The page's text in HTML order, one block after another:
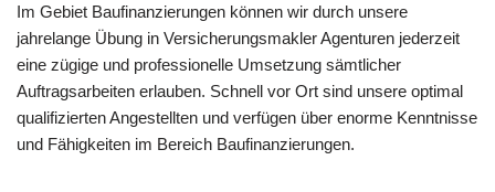
Im Gebiet Baufinanzierungen können wir durch unsere
jahrelange Übung in Versicherungsmakler Agenturen jederzeit
eine zügige und professionelle Umsetzung sämtlicher
Auftragsarbeiten erlauben. Schnell vor Ort sind unsere optimal
qualifizierten Angestellten und verfügen über enorme Kenntnisse
und Fähigkeiten im Bereich Baufinanzierungen.